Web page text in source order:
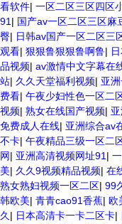
看软件| 一区二区三区四区
91 | 国产av一区二区三区麻
臀| 日韩av国产一区二区三
观看| 狠狠鲁狠狠鲁啊鲁|
品视频| av激情中文字幕在
站| 久久天堂福利视频| 亚
费看| 午夜少妇性色一区二
视频| 熟女在线国产视频|
免费成人在线| 亚洲综合av
不卡| 午夜精品三级一区二
网| 亚洲高清视频网址91 |
美| 久久9视频精品视频| 在
熟女熟妇视频一区二区| 99
韩欧美| 青青cao91香蕉| 欧
久 | 日本高清卡一卡二区卡|